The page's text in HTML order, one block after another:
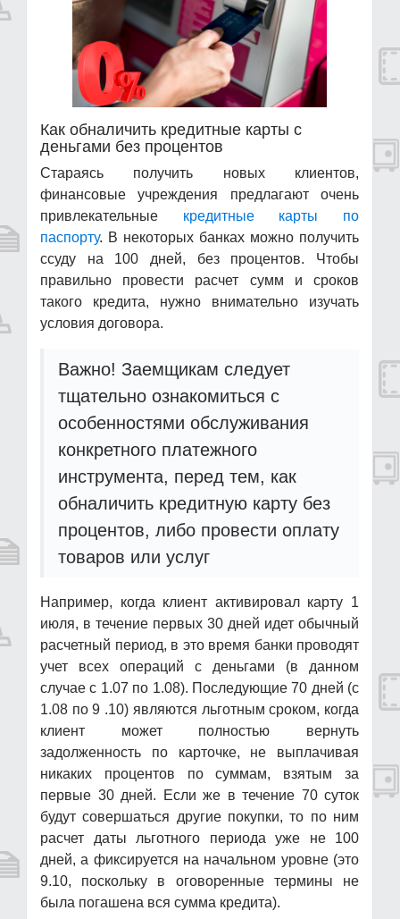
Как обналичить кредитные карты с
деньгами без процентов
Стараясь получить новых клиентов,
финансовые учреждения предлагают очень
привлекательные кредитные карты по
паспорту. В некоторых банках можно получить
ссуду на 100 дней, без процентов. Чтобы
правильно провести расчет сумм и сроков
такого кредита, нужно внимательно изучать
условия договора.
Важно! Заемщикам следует
тщательно ознакомиться с
особенностями обслуживания
конкретного платежного
инструмента, перед тем, как
обналичить кредитную карту без
процентов, либо провести оплату
товаров или услуг
Например, когда клиент активировал карту 1
июля, в течение первых 30 дней идет обычный
расчетный период, в это время банки проводят
учет всех операций с деньгами (в данном
случае с 1.07 по 1.08). Последующие 70 дней (с
1.08 по 9 .10) являются льготным сроком, когда
клиент может полностью вернуть
задолженность по карточке, не выплачивая
никаких процентов по суммам, взятым за
первые 30 дней. Если же в течение 70 суток
будут совершаться другие покупки, то по ним
расчет даты льготного периода уже не 100
дней, а фиксируется на начальном уровне (это
9.10, поскольку в оговоренные термины не
была погашена вся сумма кредита).